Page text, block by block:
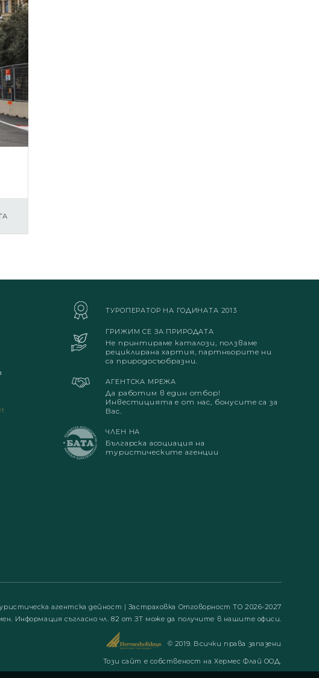
ТУРОПЕРАТОР НА ГОДИНАТА 2013
ГРИЖИМ СЕ ЗА ПРИРОДАТА
Не принтираме каталози, ползваме
рециклирана хартия, партньорите ни
са природосъобразни.
АГЕНТСКА МРЕЖА
Да работим в един отбор!
Инвестицията е от нас, бонусите са за
Вас.
ЧЛЕН НА
Българска асоциация на
туристическите агенции
агентска дейност | Застраховка Отговорност ТО 2026-2027
Информация съгласно чл. 82 от ЗТ може да получите в нашите офиси.
© 2019. Всички права запазени
Този сайт е собственост на Хермес Флай ООД.